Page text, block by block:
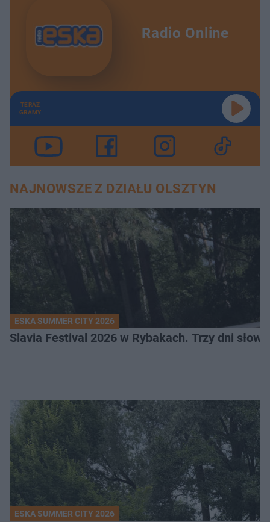
Radio Online
TERAZ
GRAMY
NAJNOWSZE Z DZIAŁU OLSZTYN
ESKA SUMMER CITY 2026
Slavia Festival 2026 w Rybakach. Trzy dni
ESKA SUMMER CITY 2026